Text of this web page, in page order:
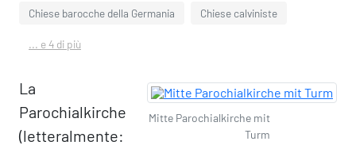
Chiese barocche della Germania Chiese calviniste
... e 4 di più
Mitte Parochialkirche mit
Turm
La
Parochialkirche
(letteralmente: